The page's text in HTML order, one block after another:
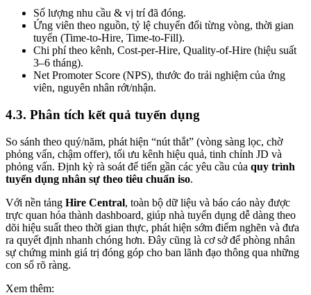
Số lượng nhu cầu & vị trí đã đóng.
Ứng viên theo nguồn, tỷ lệ chuyển đổi từng vòng, thời gian
tuyển (Time-to-Hire, Time-to-Fill).
Chi phí theo kênh, Cost-per-Hire, Quality-of-Hire (hiệu suất
3–6 tháng).
Net Promoter Score (NPS), thước đo trải nghiệm của ứng
viên, nguyên nhân rớt/nhận.
4.3. Phân tích kết quả tuyển dụng
So sánh theo quý/năm, phát hiện “nút thắt” (vòng sàng lọc, chờ
phỏng vấn, chậm offer), tối ưu kênh hiệu quả, tinh chỉnh JD và
phỏng vấn. Định kỳ rà soát để tiến gần các yêu cầu của quy trình
tuyển dụng nhân sự theo tiêu chuẩn iso.
Với nền tảng Hire Central, toàn bộ dữ liệu và báo cáo này được
trực quan hóa thành dashboard, giúp nhà tuyển dụng dễ dàng theo
dõi hiệu suất theo thời gian thực, phát hiện sớm điểm nghẽn và đưa
ra quyết định nhanh chóng hơn. Đây cũng là cơ sở để phòng nhân
sự chứng minh giá trị đóng góp cho ban lãnh đạo thông qua những
con số rõ ràng.
Xem thêm: